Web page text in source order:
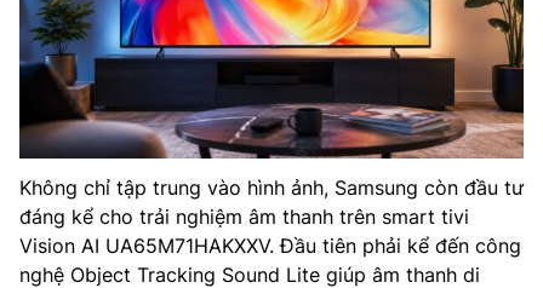
Không chỉ tập trung vào hình ảnh, Samsung còn đầu tư
đáng kể cho trải nghiệm âm thanh trên smart tivi
Vision AI UA65M71HAKXXV. Đầu tiên phải kể đến công
nghệ Object Tracking Sound Lite giúp âm thanh di